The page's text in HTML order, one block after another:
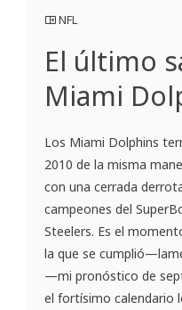
NFL
El último
Miami
Los Miami Dolphins
2010 de la misma
con una cerrada
campeones del
Steelers. Es el
la que se
—mi pronóstico de
el fortísimo calendario